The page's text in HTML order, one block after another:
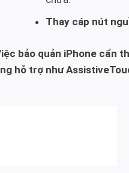
Thay cáp nút
bảo quản iPhone cẩn
hỗ trợ như